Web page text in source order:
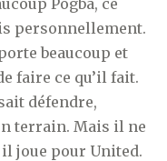
personnellement.
beaucoup et
faire ce qu’il fait.
défendre,
terrain. Mais il ne
joue pour United.